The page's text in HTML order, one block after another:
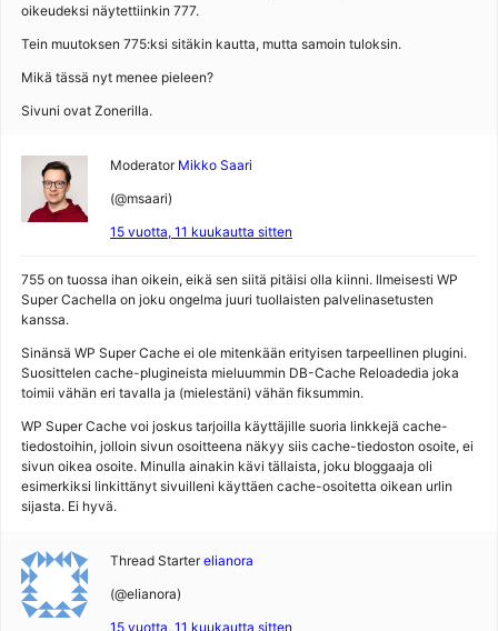
oikeudeksi näytettiinkin 777.
Tein muutoksen 775:ksi sitäkin kautta, mutta samoin tuloksin.
Mikä tässä nyt menee pieleen?
Sivuni ovat Zonerilla.
Moderator Mikko Saari
(@msaari)
15 vuotta, 11 kuukautta sitten
755 on tuossa ihan oikein, eikä sen siitä pitäisi olla kiinni. Ilmeisesti WP
Super Cachella on joku ongelma juuri tuollaisten palvelinasetusten
kanssa.
Sinänsä WP Super Cache ei ole mitenkään erityisen tarpeellinen plugini.
Suosittelen cache-plugineista mieluummin DB-Cache Reloadedia joka
toimii vähän eri tavalla ja (mielestäni) vähän fiksummin.
WP Super Cache voi joskus tarjoilla käyttäjille suoria linkkejä cache-
tiedostoihin, jolloin sivun osoitteena näkyy siis cache-tiedoston osoite, ei
sivun oikea osoite. Minulla ainakin kävi tällaista, joku bloggaaja oli
esimerkiksi linkittänyt sivuilleni käyttäen cache-osoitetta oikean urlin
sijasta. Ei hyvä.
Thread Starter elianora
(@elianora)
15 vuotta, 11 kuukautta sitten